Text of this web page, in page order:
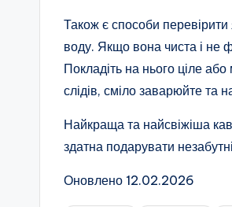
Також є способи перевірити
воду. Якщо вона чиста і не
Покладіть на нього ціле
слідів, сміло заварюйте
Найкраща та найсвіжіша
здатна подарувати
Оновлено 12.02.2026